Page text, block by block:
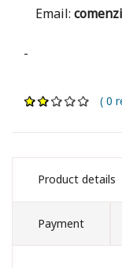
Email:
-
( 0
Product details
Payment